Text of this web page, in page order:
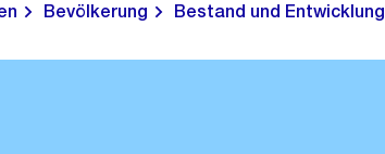
Bevölkerung Bestand und Entwicklung